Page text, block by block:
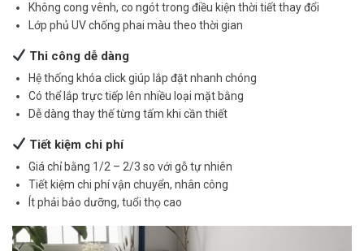
Không cong vênh, co ngót trong điều kiện thời tiết thay đổi
Lớp phủ UV chống phai màu theo thời gian
Thi công dễ dàng
Hệ thống khóa click giúp lắp đặt nhanh chóng
Có thể lắp trực tiếp lên nhiều loại mặt bằng
Dễ dàng thay thế từng tấm khi cần thiết
Tiết kiệm chi phí
Giá chỉ bằng 1/2 – 2/3 so với gỗ tự nhiên
Tiết kiệm chi phí vận chuyển, nhân công
Ít phải bảo dưỡng, tuổi thọ cao